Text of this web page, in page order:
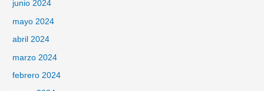
junio 2024
mayo 2024
abril 2024
marzo 2024
febrero 2024